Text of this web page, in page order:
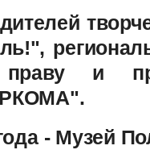
праву и
- Музей